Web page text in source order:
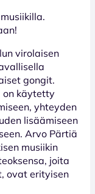
virolaisen
gongit.
on käytetty
yhteyden
lisäämiseen
Arvo Pärtiä
musiikin
joita
ovat erityisen